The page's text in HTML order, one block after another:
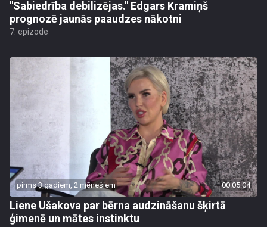
"Sabiedrība debilizējas." Edgars Kramiņš
prognozē jaunās paaudzes nākotni
7. epizode
pirms 3 gadiem, 2 mēnešiem 00:05:04
Liene Ušakova par bērna audzināšanu šķirtā
ģimenē un mātes instinktu